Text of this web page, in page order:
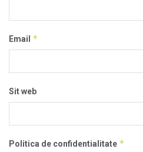
Email *
Sit web
Politica de confidentialitate *